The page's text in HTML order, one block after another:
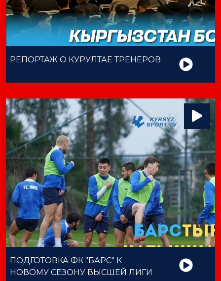
РЕПОРТАЖ О КУРУЛТАЕ ТРЕНЕРОВ
ПОДГОТОВКА ФК "БАРС" К
НОВОМУ СЕЗОНУ ВЫСШЕЙ ЛИГИ